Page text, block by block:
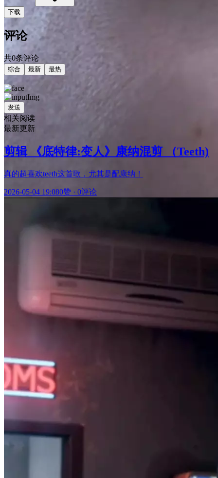
下载
评论
共0条评论
综合 最新 最热
发送
相关阅读
最新更新
剪辑 《底特律:变人》康纳混剪 （Teeth)
真的超喜欢teeth这首歌，尤其是配康纳！
2026-05-04 19:080赞 · 0评论